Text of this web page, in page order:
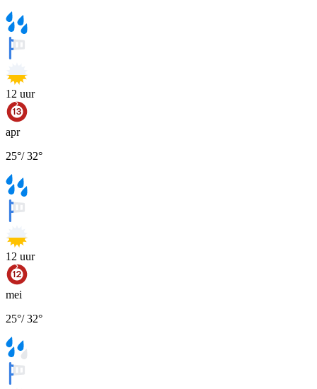
12 uur
apr
25°/32°
12 uur
mei
25°/32°